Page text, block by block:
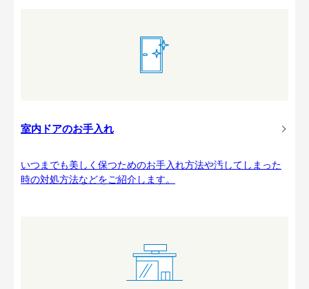
室内ドアのお手入れ
いつまでも美しく保つためのお手入れ方法や汚してしまった
時の対処方法などをご紹介します。